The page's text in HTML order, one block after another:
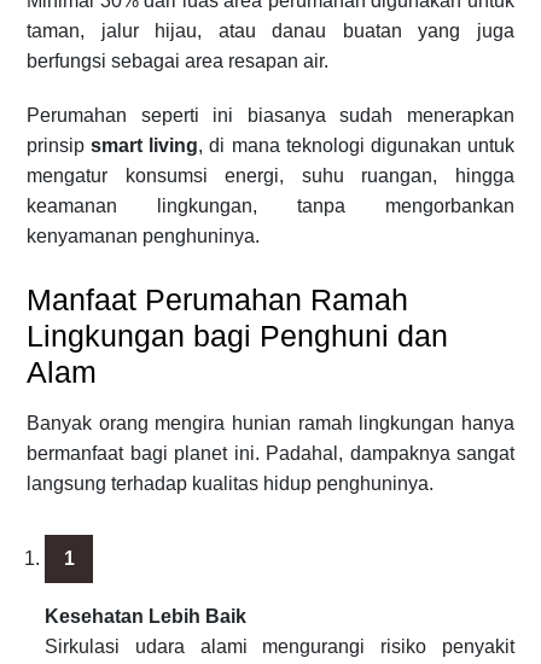
taman, jalur hijau, atau danau buatan yang juga
berfungsi sebagai area resapan air.
Perumahan seperti ini biasanya sudah menerapkan
prinsipsmart living, di mana teknologi digunakan untuk
mengatur konsumsi energi, suhu ruangan, hingga
keamanan lingkungan, tanpa mengorbankan
kenyamanan penghuninya.
Manfaat Perumahan Ramah
Lingkungan bagi Penghuni dan
Alam
Banyak orang mengira hunian ramah lingkungan hanya
bermanfaat bagi planet ini. Padahal, dampaknya sangat
langsung terhadap kualitas hidup penghuninya.
Kesehatan Lebih Baik
Sirkulasi udara alami mengurangi risiko penyakit